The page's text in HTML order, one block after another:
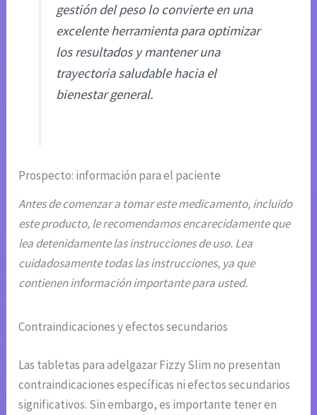
gestión del peso lo convierte en una
excelente herramienta para optimizar
los resultados y mantener una
trayectoria saludable hacia el
bienestar general.
Prospecto: información para el paciente
Antes de comenzar a tomar este medicamento, incluido
este producto, le recomendamos encarecidamente que
lea detenidamente las instrucciones de uso. Lea
cuidadosamente todas las instrucciones, ya que
contienen información importante para usted.
Contraindicaciones y efectos secundarios
Las tabletas para adelgazar Fizzy Slim no presentan
contraindicaciones específicas ni efectos secundarios
significativos. Sin embargo, es importante tener en